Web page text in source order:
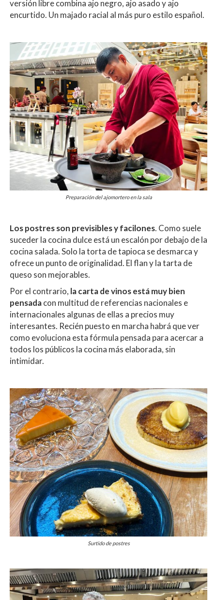
versión libre combina ajo negro, ajo asado y ajo
encurtido. Un majado racial al más puro estilo español.
Preparación del ajomortero en la sala
Los postres son previsibles y facilones. Como suele
suceder la cocina dulce está un escalón por debajo de la
cocina salada. Solo la torta de tapioca se desmarca y
ofrece un punto de originalidad. El flan y la tarta de
queso son mejorables.
Por el contrario, la carta de vinos está muy bien
pensadacon multitud de referencias nacionales e
internacionales algunas de ellas a precios muy
interesantes. Recién puesto en marcha habrá que ver
como evoluciona esta fórmula pensada para acercar a
todos los públicos la cocina más elaborada, sin
intimidar.
Surtido de postres